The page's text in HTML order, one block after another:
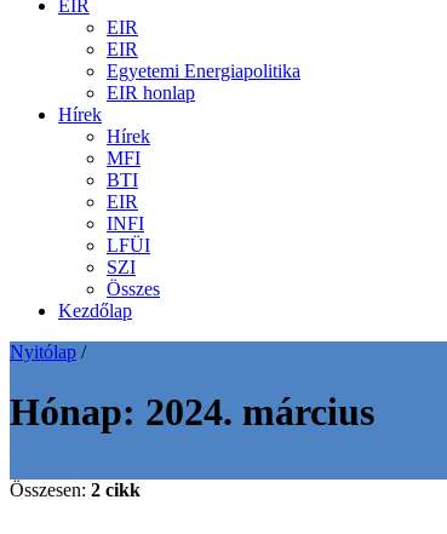
EIR
EIR
EIR
Egyetemi Energiapolitika
EIR honlap
Hírek
Hírek
MFI
BTI
EIR
INFI
LFÜI
SZI
Összes
Kezdőlap
Nyitólap /
Hónap: 2024. március
Összesen: 2 cikk